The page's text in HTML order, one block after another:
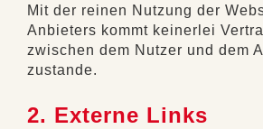
Mit der reinen Nutzung der
Anbieters kommt keinerlei
zwischen dem Nutzer und dem
zustande.
2. Externe Links